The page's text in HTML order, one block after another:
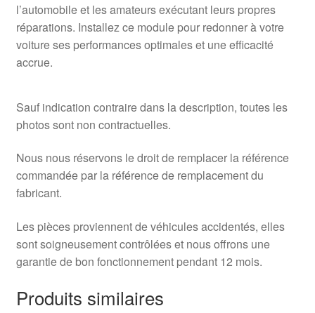
l’automobile et les amateurs exécutant leurs propres
réparations. Installez ce module pour redonner à votre
voiture ses performances optimales et une efficacité
accrue.
Sauf indication contraire dans la description, toutes les
photos sont non contractuelles.
Nous nous réservons le droit de remplacer la référence
commandée par la référence de remplacement du
fabricant.
Les pièces proviennent de véhicules accidentés, elles
sont soigneusement contrôlées et nous offrons une
garantie de bon fonctionnement pendant 12 mois.
Produits similaires